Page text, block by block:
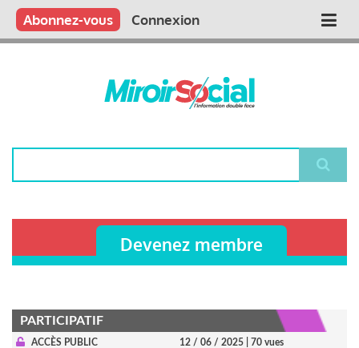
Aller
contenu
Main
Qui sommes nous ?
Vous publiez
Nous publions
Contactez-nous
Abonnez-vous Connexion
Devenez membre
PARTICIPATIF
ACCÈS PUBLIC 12 / 06 / 2025 | 70 vues